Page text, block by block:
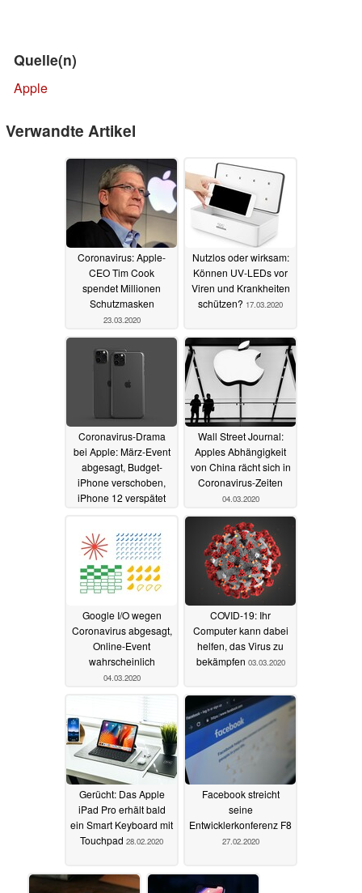
Quelle(n)
Apple
Verwandte Artikel
Coronavirus: Apple-
CEO Tim Cook
spendet Millionen
Schutzmasken
23.03.2020
Nutzlos oder wirksam:
Können UV-LEDs vor
Viren und Krankheiten
schützen? 17.03.2020
Coronavirus-Drama
bei Apple: März-Event
abgesagt, Budget-
iPhone verschoben,
iPhone 12 verspätet
Wall Street Journal:
Apples Abhängigkeit
von China rächt sich in
Coronavirus-Zeiten
04.03.2020
Google I/O wegen
Coronavirus abgesagt,
Online-Event
wahrscheinlich
04.03.2020
COVID-19: Ihr
Computer kann dabei
helfen, das Virus zu
bekämpfen 03.03.2020
Gerücht: Das Apple
iPad Pro erhält bald
ein Smart Keyboard mit
Touchpad 28.02.2020
Facebook streicht
seine
Entwicklerkonferenz F8
27.02.2020